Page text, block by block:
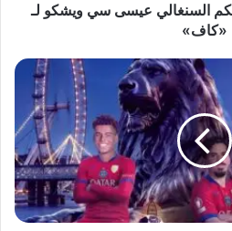
السنغالي عيسى سي ويشكو لـ
«كاف»